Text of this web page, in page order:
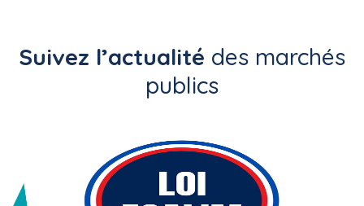
Suivez l’actualité des marchés
publics